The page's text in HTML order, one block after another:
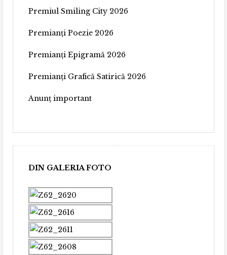
Premiul Smiling City 2026
Premianți Poezie 2026
Premianți Epigramă 2026
Premianți Grafică Satirică 2026
Anunț important
DIN GALERIA FOTO